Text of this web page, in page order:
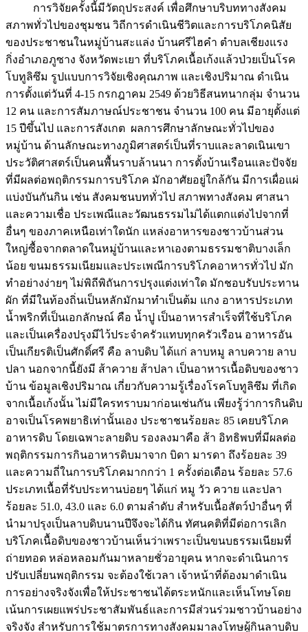
การวิจัยครั้งนี้มีวัตถุประสงค์ เพื่อศึกษาบริบททางสังคม
สภาพทั่วไปของชุมชน วิถีการดำเนินชีวิตและการบริโภคนิสัย
ของประชาชนในหมู่บ้านสะแล่ง บ้านศรีไฮคำ ตำบลเชียงแรง
กิ่งอำเภอภูซาง จังหวัดพะเยา ที่บริโภคเนื้อเก้งแล้วป่วยเป็นโรค
โบทูลิซึม รูปแบบการวิจัยเชิงคุณภาพ และเชิงปริมาณ ดำเนิน
การตั้งแต่วันที่ 4-15 กรกฎาคม 2549 ด้วยวิธีสนทนากลุ่ม จำนวน
12 คน และการสัมภาษณ์ประชาชน จำนวน 100 คน มีอายุตั้งแต่
15 ปีขึ้นไป และการสังเกต ผลการศึกษาลักษณะทั่วไปของ
หมู่บ้าน ด้านลักษณะทางภูมิศาสตร์เป็นที่ราบและลาดเนินเขา
ประวัติศาสตร์เป็นคนพื้นราบล้านนา การตั้งบ้านเรือนและปัจจัย
ที่มีผลต่อพฤติกรรมการบริโภค มักอาศัยอยู่ใกล้กัน มีการเผื่อแผ่
แบ่งบันกันกิน เช่น สังคมชนบททั่วไป สภาพทางสังคม ศาสนา
และความเชื่อ ประเพณีและวัฒนธรรมไม่ได้แตกแต่งไปจากที่
อื่นๆ ของภาคเหนือเท่าใดนัก แหล่งอาหารของชาวบ้านส่วน
ใหญ่ซื้อจากตลาดในหมู่บ้านและหาเองตามธรรมชาติบางเล็ก
น้อย ขนมธรรมเนียมและประเพณีการบริโภคอาหารทั่วไป มัก
ทำอย่างง่ายๆ ไม่พิถีพิถันการปรุงแต่งเท่าใด มักชอบรับประทาน
ผัก ที่มีในท้องถิ่นเป็นหลักมักมาทำเป็นต้ม แกง อาหารประเภท
น้ำพริกที่เป็นเอกลักษณ์ คือ น้ำปู เป็นอาหารสำเร็จที่ใช้บริโภค
และเป็นเครื่องปรุงมีไว้ประจำครัวแทบทุกครัวเรือน อาหารอัน
เป็นเกียรติเป็นศักดิ์ศรี คือ ลาบดิบ ได้แก่ ลาบหมู ลาบควาย ลาบ
ปลา นอกจากนี้ยังมี ส้าควาย ส้าปลา เป็นอาหารเนื้อดิบของชาว
บ้าน ข้อมูลเชิงปริมาณ เกี่ยวกับความรู้เรื่องโรคโบทูลิซึม ที่เกิด
จากเนื้อเก้งนั้น ไม่มีใครทราบมาก่อนเช่นกัน เพียงรู้ว่าการกินดิบ
อาจเป็นโรคพยาธิเท่านั้นเอง ประชาชนร้อยละ 85 เคยบริโภค
อาหารดิบ โดยเฉพาะลายดิบ รองลงมาคือ ส้า อิทธิพบที่มีผลต่อ
พฤติกรรมการกินอาหารดิบมาจาก บิดา มารดา ถึงร้อยละ 39
และความถี่ในการบริโภคมากกว่า 1 ครั้งต่อเดือน ร้อยละ 57.6
ประเภทเนื้อที่รับประทานบ่อยๆ ได้แก่ หมู วัว ควาย และปลา
ร้อยละ 51.0, 43.0 และ 6.0 ตามลำดับ สำหรับเนื้อสัตว์ป่าอื่นๆ ที่
นำมาปรุงเป็นลาบดิบนานปีจึงจะได้กิน ทัศนคติที่มีต่อการเลิก
บริโภคเนื้อดิบของชาวบ้านเห็นว่าเพราะเป็นขนบธรรมเนียมที่
ถ่ายทอด หล่อหลอมกันมาหลายชั่วอายุคน หากจะดำเนินการ
ปรับเปลี่ยนพฤติกรรม จะต้องใช้เวลา เจ้าหน้าที่ต้องมาดำเนิน
การอย่างจริงจังเพื่อให้ประชาชนได้ตระหนักและเห็นโทษโดย
เน้นการเผยแพร่ประชาสัมพันธ์และการมีส่วนร่วมชาวบ้านอย่าง
จริงจัง สำหรับการใช้มาตรการทางสังคมมาลงโทษผู้กินลาบดิบ